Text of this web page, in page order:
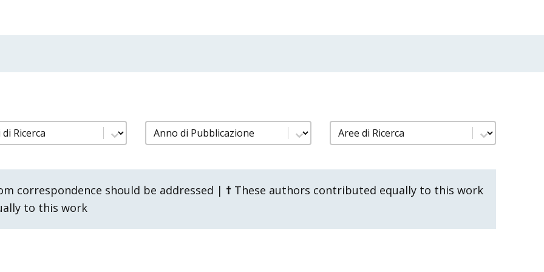
gruppi ricercafiltro pubblicazioni anno
Select content filtro pubblicazioni aree di ricerca
Select content
correspondence should be addressed | †These authors contributed equally to this work
to this work